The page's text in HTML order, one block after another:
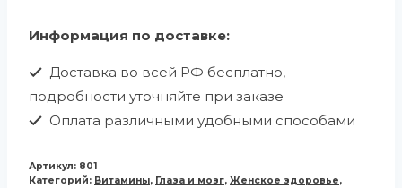
Информация по доставке:
Доставка во всей РФ бесплатно,
подробности уточняйте при заказе
Оплата различными удобными способами
Артикул: 801
Категорий: Витамины, Глаза и мозг, Женское здоровье,